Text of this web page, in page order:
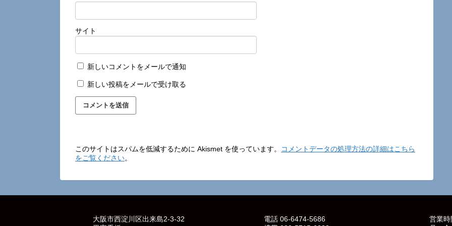
サイト
新しいコメントをメールで通知
新しい投稿をメールで受け取る
このサイトはスパムを低減するために Akismet を使っています。
コメントデータの処理方法の詳細はこちら
をご覧ください。
大阪市西淀川区出来島2-3-32
電話 06-6474-5686
営業時